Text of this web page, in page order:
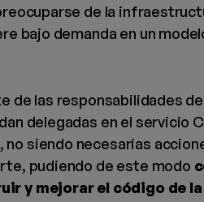
de la
bajo demanda en un
de las responsabilidades
delegadas en el servicio
siendo necesarias
pudiendo de este modo
y mejorar el código de